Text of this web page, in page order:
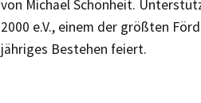
von Michael Schönheit.
2000 e.V., einem der größten
jähriges Bestehen feiert.